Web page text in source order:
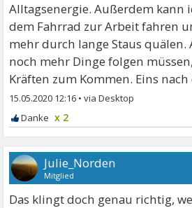
Alltagsenergie. Außerdem kann
dem Fahrrad zur Arbeit fahren
mehr durch lange Staus quälen.
noch mehr Dinge folgen
Kräften zum Kommen. Eins
15.05.2020 12:16 •
x 2
Julie_Norden
Mitglied
Das klingt doch genau richtig,